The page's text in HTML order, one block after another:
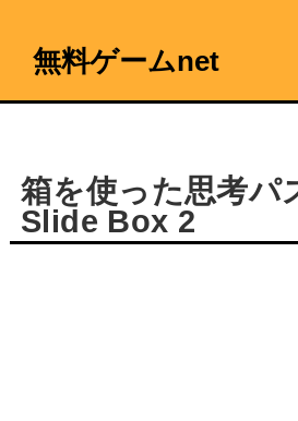
無料ゲームnet
箱を使った思考パ
Slide Box 2